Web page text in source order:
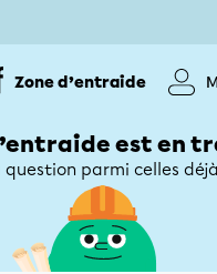
Zone d’entraide
est en
parmi celles